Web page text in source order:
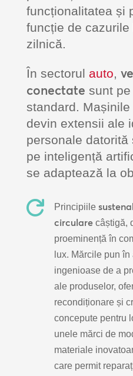
funcționalitatea și
funcție de
zilnică.
În sectorul auto,
conectate sunt
standard.
devin extensii ale
personale
pe inteligență
se adaptează la
 Principiile
circularecâștigă,
proeminență în
lux. Mărcile pun
ingenioase de a
ale produselor,
recondiționare și
concepute pentru
unele mărci de
materiale
care permit